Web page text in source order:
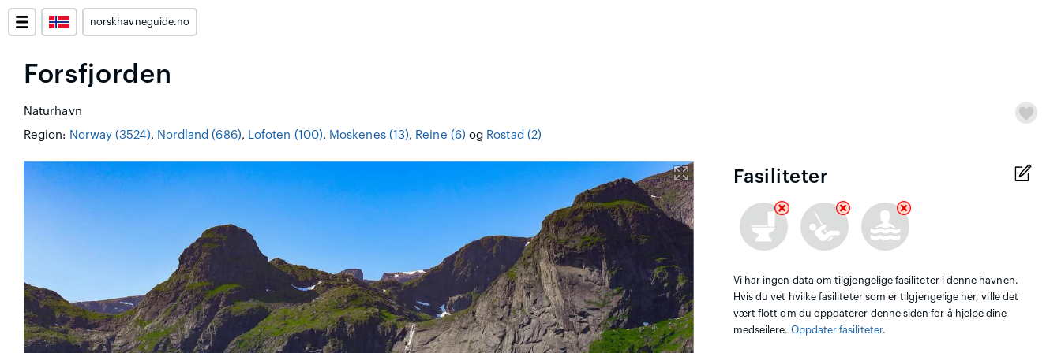
norskhavneguide.no
Forsfjorden
Naturhavn
Region: Norway (3524), Nordland (686), Lofoten (100), Moskenes (13), Reine (6) og Rostad (2)
Fasiliteter
Vi har ingen data om tilgjengelige fasiliteter i denne havnen.
Hvis du vet hvilke fasiliteter som er tilgjengelige her, ville det
vært flott om du oppdaterer denne siden for å hjelpe dine
medseilere. Oppdater fasiliteter.